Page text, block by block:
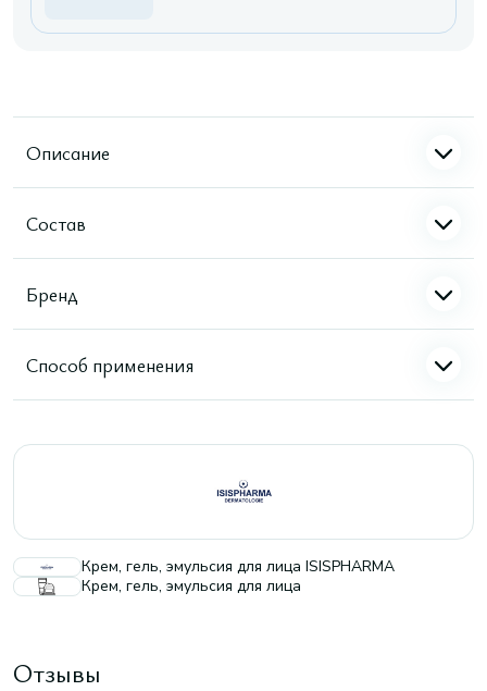
Описание
Состав
Бренд
Способ применения
Крем, гель, эмульсия для лица ISISPHARMA
Крем, гель, эмульсия для лица
Отзывы